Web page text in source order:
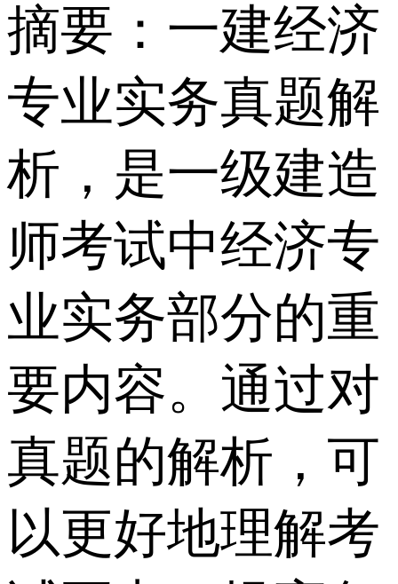
摘要： 一建经济
专业实务真题解
析，是一级建造
师考试中经济专
业实务部分的重
要内容。通过对
真题的解析，可
以更好地理解考